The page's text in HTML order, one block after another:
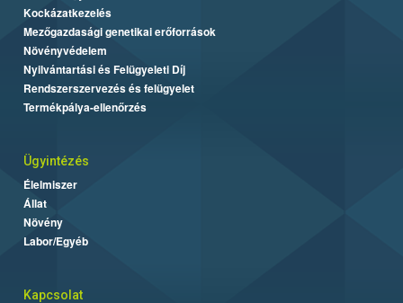
Kockázatkezelés
Mezőgazdasági genetikai erőforrások
Növényvédelem
Nyilvántartási és Felügyeleti Díj
Rendszerszervezés és felügyelet
Termékpálya-ellenőrzés
Ügyintézés
Élelmiszer
Állat
Növény
Labor/Egyéb
Kapcsolat